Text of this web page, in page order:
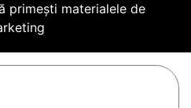
primești materialele de